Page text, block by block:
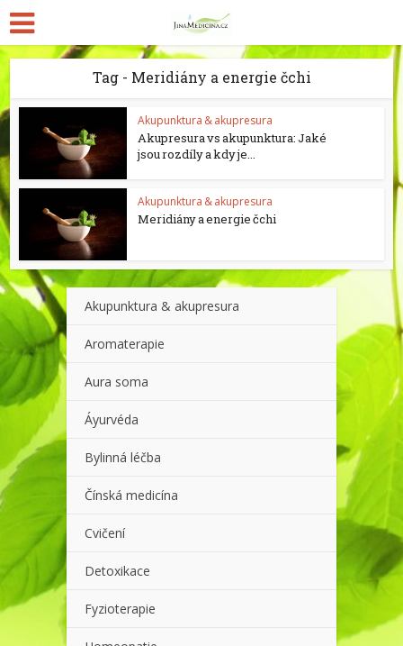
Tag - Meridiány a energie čchi
Akupunktura & akupresura
Akupresura vs akupunktura: Jaké
jsou rozdíly a kdy je...
Akupunktura & akupresura
Meridiány a energie čchi
Akupunktura & akupresura
Aromaterapie
Aura soma
Áyurvéda
Bylinná léčba
Čínská medicína
Cvičení
Detoxikace
Fyzioterapie